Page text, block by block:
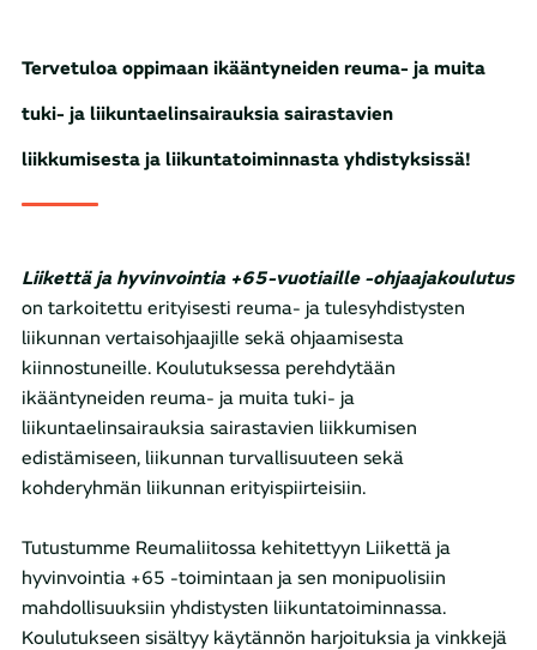
Tervetuloa oppimaan ikääntyneiden reuma- ja muita
tuki- ja liikuntaelinsairauksia sairastavien
liikkumisesta ja liikuntatoiminnasta yhdistyksissä!
Liikettä ja hyvinvointia +65-vuotiaille-ohjaajakoulutus
on tarkoitettu erityisesti reuma- ja tulesyhdistysten
liikunnan vertaisohjaajille sekä ohjaamisesta
kiinnostuneille. Koulutuksessa perehdytään
ikääntyneiden reuma- ja muita tuki- ja
liikuntaelinsairauksia sairastavien liikkumisen
edistämiseen, liikunnan turvallisuuteen sekä
kohderyhmän liikunnan erityispiirteisiin.
Tutustumme Reumaliitossa kehitettyyn Liikettä ja
hyvinvointia +65 -toimintaan ja sen monipuolisiin
mahdollisuuksiin yhdistysten liikuntatoiminnassa.
Koulutukseen sisältyy käytännön harjoituksia ja vinkkejä